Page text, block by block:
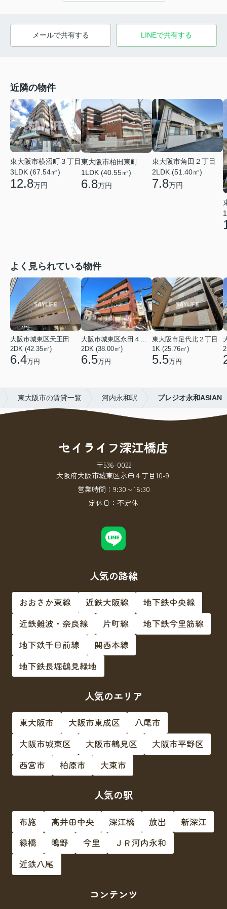
メールで共有する LINEで共有する
近隣の物件
東大阪市横沼町３丁目
3LDK (67.54㎡)
12.8万円
東大阪市柏田東町
1LDK (40.55㎡)
6.8万円
東大阪市角田２丁目
2LDK (51.40㎡)
7.8万円
よく見られている物件
大阪市城東区天王田
2DK (42.35㎡)
6.4万円
大阪市城東区永田４丁目
2DK (38.00㎡)
6.5万円
東大阪市足代北２丁目
1K (25.76㎡)
5.5万円
東大阪市の賃貸一覧 河内永和駅 プレジオ永和ASIAN
セイライフ深江橋店
〒536-0022
大阪府大阪市城東区永田４丁目10-9
営業時間： 9:30～18:30
定休日： 不定休
人気の路線
おおさか東線 近鉄大阪線
地下鉄中央線
近鉄難波・奈良線
片町線
地下鉄今里筋線
地下鉄千日前線
関西本線
地下鉄長堀鶴見緑地
人気のエリア
東大阪市 大阪市東成区
八尾市
大阪市城東区
大阪市鶴見区
大阪市平野区
西宮市
柏原市 大東市
人気の駅
布施 高井田中央 深江橋 放出
新深江
緑橋
鴫野 今里
ＪＲ河内永和
近鉄八尾
コンテンツ